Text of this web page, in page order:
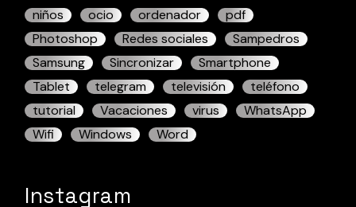
niños ocio ordenador
pdf
Photoshop
Redes sociales
Sampedros
Samsung
Sincronizar
Smartphone
Tablet
telegram televisión
teléfono
tutorial
Vacaciones virus
WhatsApp
Wifi
Windows Word
Instagram